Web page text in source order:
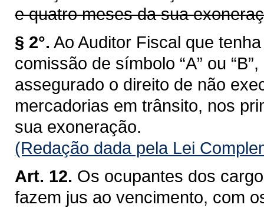
e quatro meses da sua
§ 2°. Ao Auditor Fiscal que
comissão de símbolo “A” ou
assegurado o direito de não
mercadorias em trânsito, nos
sua exoneração.
(Redação dada pela Lei
Art. 12. Os ocupantes dos
fazem jus ao vencimento, com